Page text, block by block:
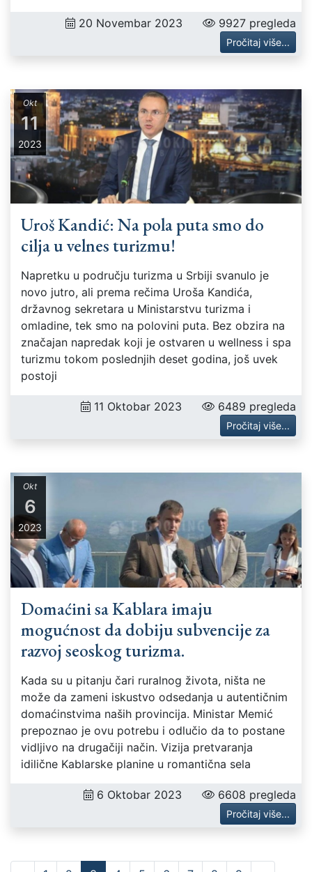
20 Novembar 2023 9927 pregleda
Pročitaj više...
Uroš Kandić: Na pola puta smo do
cilja u velnes turizmu!
Napretku u području turizma u Srbiji svanulo je
novo jutro, ali prema rečima Uroša Kandića,
državnog sekretara u Ministarstvu turizma i
omladine, tek smo na polovini puta. Bez obzira na
značajan napredak koji je ostvaren u wellness i spa
turizmu tokom poslednjih deset godina, još uvek
postoji
11 Oktobar 2023 6489 pregleda
Pročitaj više...
Okt
11
2023
Domaćini sa Kablara imaju
mogućnost da dobiju subvencije za
razvoj seoskog turizma.
Kada su u pitanju čari ruralnog života, ništa ne
može da zameni iskustvo odsedanja u autentičnim
domaćinstvima naših provincija. Ministar Memić
prepoznao je ovu potrebu i odlučio da to postane
vidljivo na drugačiji način. Vizija pretvaranja
idilične Kablarske planine u romantična sela
6 Oktobar 2023 6608 pregleda
Pročitaj više...
Okt
6
2023